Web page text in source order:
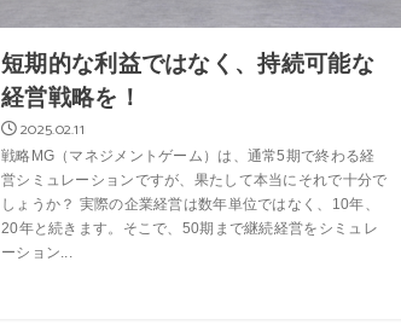
短期的な利益ではなく、持続可能な
経営戦略を！
2025.02.11
戦略MG（マネジメントゲーム）は、通常5期で終わる経
営シミュレーションですが、果たして本当にそれで十分で
しょうか？ 実際の企業経営は数年単位ではなく、10年、
20年と続きます。そこで、50期まで継続経営をシミュレ
ーション...